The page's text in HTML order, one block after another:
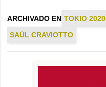
ARCHIVADO EN TOKIO 2020
SAÚL CRAVIOTTO